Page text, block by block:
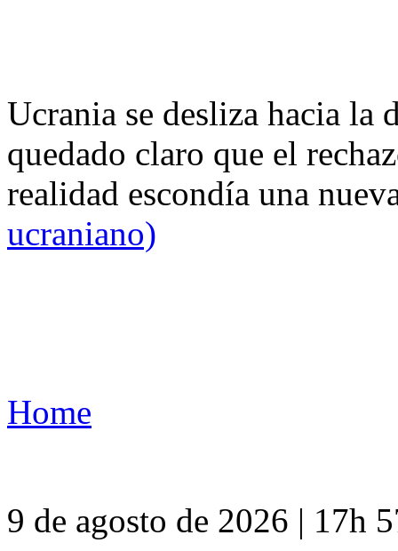
Ucrania se desliza hacia
quedado claro que el
realidad escondía una
ucraniano)
Home
9 de agosto de 2026 | 17h